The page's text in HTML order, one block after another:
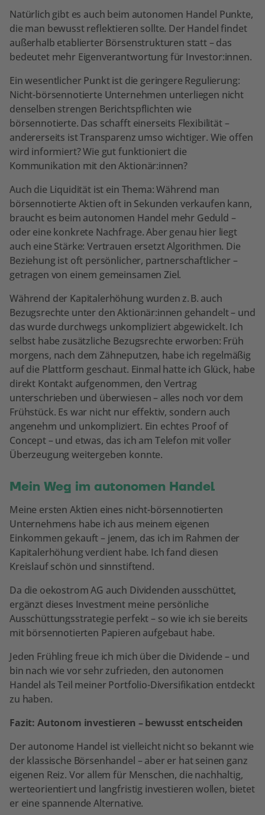
Natürlich gibt es auch beim autonomen Handel Punkte,
die man bewusst reflektieren sollte. Der Handel findet
außerhalb etablierter Börsenstrukturen statt – das
bedeutet mehr Eigenverantwortung für Investor:innen.
Ein wesentlicher Punkt ist die geringere Regulierung:
Nicht-börsennotierte Unternehmen unterliegen nicht
denselben strengen Berichtspflichten wie
börsennotierte. Das schafft einerseits Flexibilität –
andererseits ist Transparenz umso wichtiger. Wie offen
wird informiert? Wie gut funktioniert die
Kommunikation mit den Aktionär:innen?
Auch die Liquidität ist ein Thema: Während man
börsennotierte Aktien oft in Sekunden verkaufen kann,
braucht es beim autonomen Handel mehr Geduld –
oder eine konkrete Nachfrage. Aber genau hier liegt
auch eine Stärke: Vertrauen ersetzt Algorithmen. Die
Beziehung ist oft persönlicher, partnerschaftlicher –
getragen von einem gemeinsamen Ziel.
Während der Kapitalerhöhung wurden z. B. auch
Bezugsrechte unter den Aktionär:innen gehandelt – und
das wurde durchwegs unkompliziert abgewickelt. Ich
selbst habe zusätzliche Bezugsrechte erworben: Früh
morgens, nach dem Zähneputzen, habe ich regelmäßig
auf die Plattform geschaut. Einmal hatte ich Glück, habe
direkt Kontakt aufgenommen, den Vertrag
unterschrieben und überwiesen – alles noch vor dem
Frühstück. Es war nicht nur effektiv, sondern auch
angenehm und unkompliziert. Ein echtes Proof of
Concept – und etwas, das ich am Telefon mit voller
Überzeugung weitergeben konnte.
Mein Weg im autonomen Handel
Meine ersten Aktien eines nicht-börsennotierten
Unternehmens habe ich aus meinem eigenen
Einkommen gekauft – jenem, das ich im Rahmen der
Kapitalerhöhung verdient habe. Ich fand diesen
Kreislauf schön und sinnstiftend.
Da die oekostrom AG auch Dividenden ausschüttet,
ergänzt dieses Investment meine persönliche
Ausschüttungsstrategie perfekt – so wie ich sie bereits
mit börsennotierten Papieren aufgebaut habe.
Jeden Frühling freue ich mich über die Dividende – und
bin nach wie vor sehr zufrieden, den autonomen
Handel als Teil meiner Portfolio-Diversifikation entdeckt
zu haben.
Fazit: Autonom investieren – bewusst entscheiden
Der autonome Handel ist vielleicht nicht so bekannt wie
der klassische Börsenhandel – aber er hat seinen ganz
eigenen Reiz. Vor allem für Menschen, die nachhaltig,
werteorientiert und langfristig investieren wollen, bietet
er eine spannende Alternative.